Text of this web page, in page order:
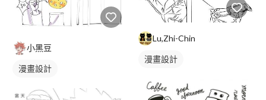
小黑豆
漫畫設計
Lu,Zhi-Chin
漫畫設計